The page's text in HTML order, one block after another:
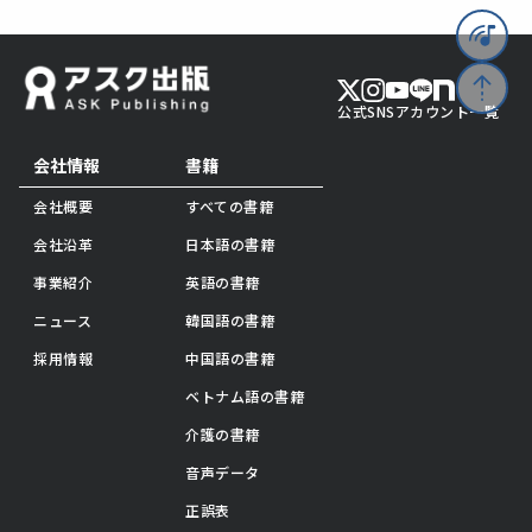
会社情報
会社概要
会社沿革
事業紹介
ニュース
採用情報
書籍
すべての書籍
日本語の書籍
英語の書籍
韓国語の書籍
中国語の書籍
ベトナム語の書籍
介護の書籍
音声データ
正誤表
公式SNSアカウント一覧